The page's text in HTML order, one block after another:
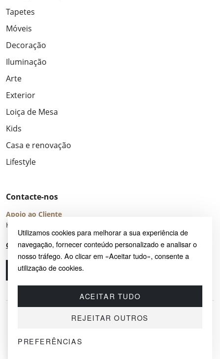
Utilizamos cookies para melhorar a sua experiência de
navegação, fornecer conteúdo personalizado e analisar o
nosso tráfego. Ao clicar em «Aceitar tudo», consente a
utilização de cookies.
ACEITAR TUDO
REJEITAR OUTROS
PREFERÊNCIAS
Tapetes
Móveis
Decoração
Iluminação
Arte
Exterior
Loiça de Mesa
Kids
Casa e renovação
Lifestyle
Contacte-nos
Apoio ao Cliente
Horário de Atendimento: seg – sex 8:00 – 16:00 (UTC+2)
Centro de Ajuda
Ligue-nos
© 2026 SAYRUG OÜ · KESKLINNA LINNAOSA, AHTRI TN 12, 10151, TALLINN,